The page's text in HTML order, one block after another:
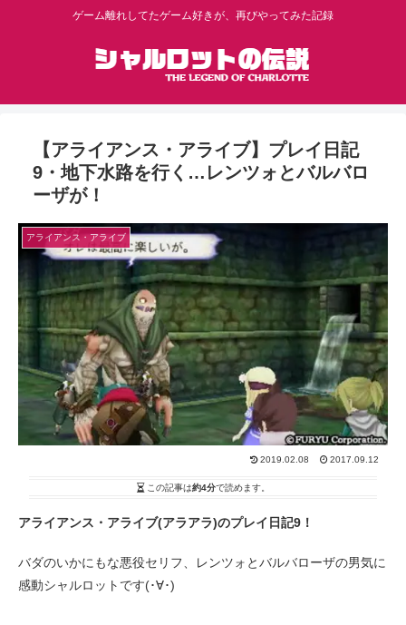
ゲーム離れしてたゲーム好きが、再びやってみた記録
【アライアンス・アライブ】プレイ日記
9・地下水路を行く…レンツォとバルバロ
ーザが！
アライアンス・アライブ
2019.02.08 2017.09.12
この記事は約4分で読めます。
アライアンス・アライブ(アラアラ)のプレイ日記9！
バダのいかにもな悪役セリフ、レンツォとバルバローザの男気に
感動シャルロットです(･∀･)